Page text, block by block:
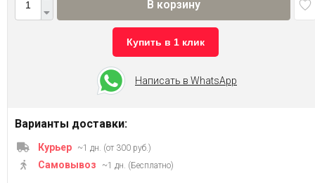
В корзину
Купить в 1 клик
Написать в WhatsApp
Варианты доставки:
Курьер ~1 дн. (от 300 руб.)
Самовывоз ~1 дн. (Бесплатно)